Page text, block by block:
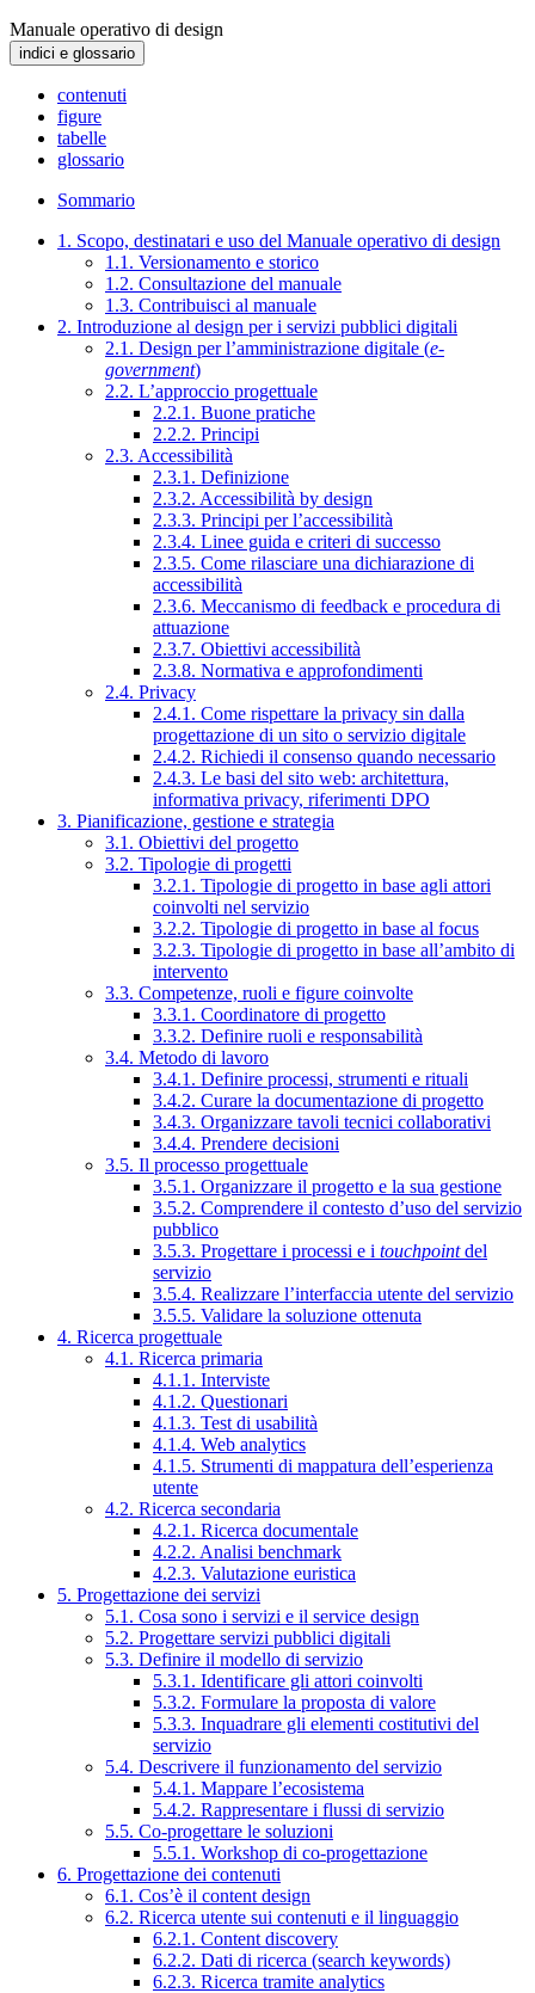
Manuale operativo di design
indici e glossario
contenuti
figure
tabelle
glossario
Sommario
1. Scopo, destinatari e uso del Manuale operativo di design
1.1. Versionamento e storico
1.2. Consultazione del manuale
1.3. Contribuisci al manuale
2. Introduzione al design per i servizi pubblici digitali
2.1. Design per l’amministrazione digitale (e-
government)
2.2. L’approccio progettuale
2.2.1. Buone pratiche
2.2.2. Principi
2.3. Accessibilità
2.3.1. Definizione
2.3.2. Accessibilità by design
2.3.3. Principi per l’accessibilità
2.3.4. Linee guida e criteri di successo
2.3.5. Come rilasciare una dichiarazione di
accessibilità
2.3.6. Meccanismo di feedback e procedura di
attuazione
2.3.7. Obiettivi accessibilità
2.3.8. Normativa e approfondimenti
2.4. Privacy
2.4.1. Come rispettare la privacy sin dalla
progettazione di un sito o servizio digitale
2.4.2. Richiedi il consenso quando necessario
2.4.3. Le basi del sito web: architettura,
informativa privacy, riferimenti DPO
3. Pianificazione, gestione e strategia
3.1. Obiettivi del progetto
3.2. Tipologie di progetti
3.2.1. Tipologie di progetto in base agli attori
coinvolti nel servizio
3.2.2. Tipologie di progetto in base al focus
3.2.3. Tipologie di progetto in base all’ambito di
intervento
3.3. Competenze, ruoli e figure coinvolte
3.3.1. Coordinatore di progetto
3.3.2. Definire ruoli e responsabilità
3.4. Metodo di lavoro
3.4.1. Definire processi, strumenti e rituali
3.4.2. Curare la documentazione di progetto
3.4.3. Organizzare tavoli tecnici collaborativi
3.4.4. Prendere decisioni
3.5. Il processo progettuale
3.5.1. Organizzare il progetto e la sua gestione
3.5.2. Comprendere il contesto d’uso del servizio
pubblico
3.5.3. Progettare i processi e i touchpointdel
servizio
3.5.4. Realizzare l’interfaccia utente del servizio
3.5.5. Validare la soluzione ottenuta
4. Ricerca progettuale
4.1. Ricerca primaria
4.1.1. Interviste
4.1.2. Questionari
4.1.3. Test di usabilità
4.1.4. Web analytics
4.1.5. Strumenti di mappatura dell’esperienza
utente
4.2. Ricerca secondaria
4.2.1. Ricerca documentale
4.2.2. Analisi benchmark
4.2.3. Valutazione euristica
5. Progettazione dei servizi
5.1. Cosa sono i servizi e il service design
5.2. Progettare servizi pubblici digitali
5.3. Definire il modello di servizio
5.3.1. Identificare gli attori coinvolti
5.3.2. Formulare la proposta di valore
5.3.3. Inquadrare gli elementi costitutivi del
servizio
5.4. Descrivere il funzionamento del servizio
5.4.1. Mappare l’ecosistema
5.4.2. Rappresentare i flussi di servizio
5.5. Co-progettare le soluzioni
5.5.1. Workshop di co-progettazione
6. Progettazione dei contenuti
6.1. Cos’è il content design
6.2. Ricerca utente sui contenuti e il linguaggio
6.2.1. Content discovery
6.2.2. Dati di ricerca (search keywords)
6.2.3. Ricerca tramite analytics